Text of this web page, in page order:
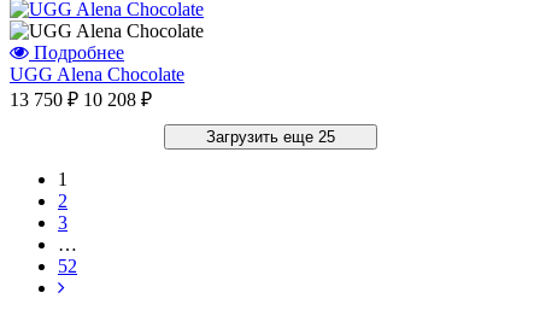
Подробнее
UGG Alena Chocolate
13 750 ₽ 10 208 ₽
Загрузить еще 25
1
2
3
…
52